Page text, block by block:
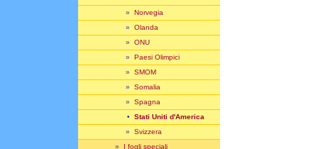
» Norvegia
» Olanda
» ONU
» Paesi Olimpici
» SMOM
» Somalia
» Spagna
• Stati Uniti d'America
» Svizzera
» I fogli speciali